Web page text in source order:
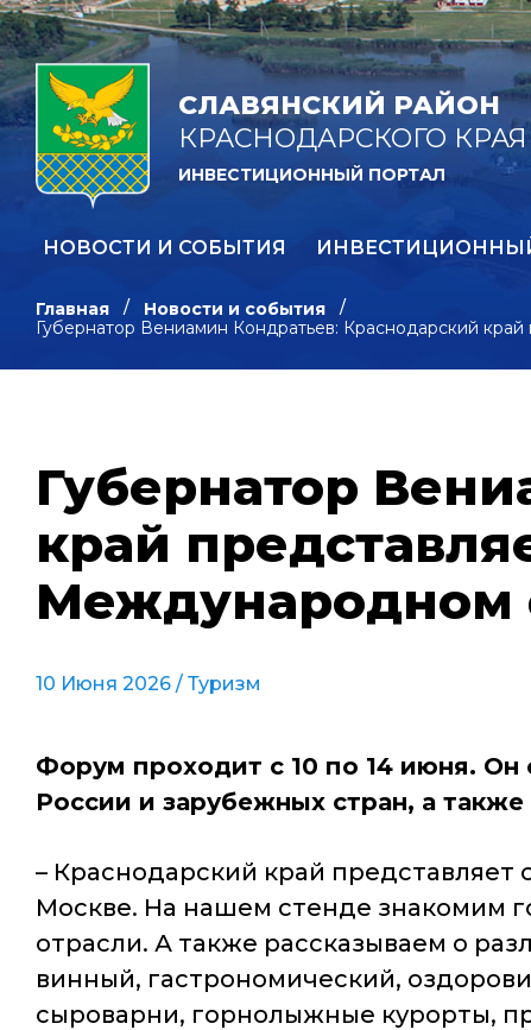
СЛАВЯНСКИЙ РАЙОН
КРАСНОДАРСКОГО КРАЯ
ИНВЕСТИЦИОННЫЙ ПОРТАЛ
НОВОСТИ И СОБЫТИЯ
Главная
Новости и события
Губернатор Вениамин Кондратьев: Краснодарский
Губернатор
край
Международном
10 Июня 2026 / Туризм
Форум проходит с 10 по 14 июня. Он
России и зарубежных стран, а
– Краснодарский край
Москве. На нашем стенде знакомим
отрасли. А также рассказываем о
винный, гастрономический,
сыроварни, горнолыжные курорты,